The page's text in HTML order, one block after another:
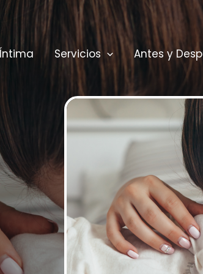
Servicios Antes y